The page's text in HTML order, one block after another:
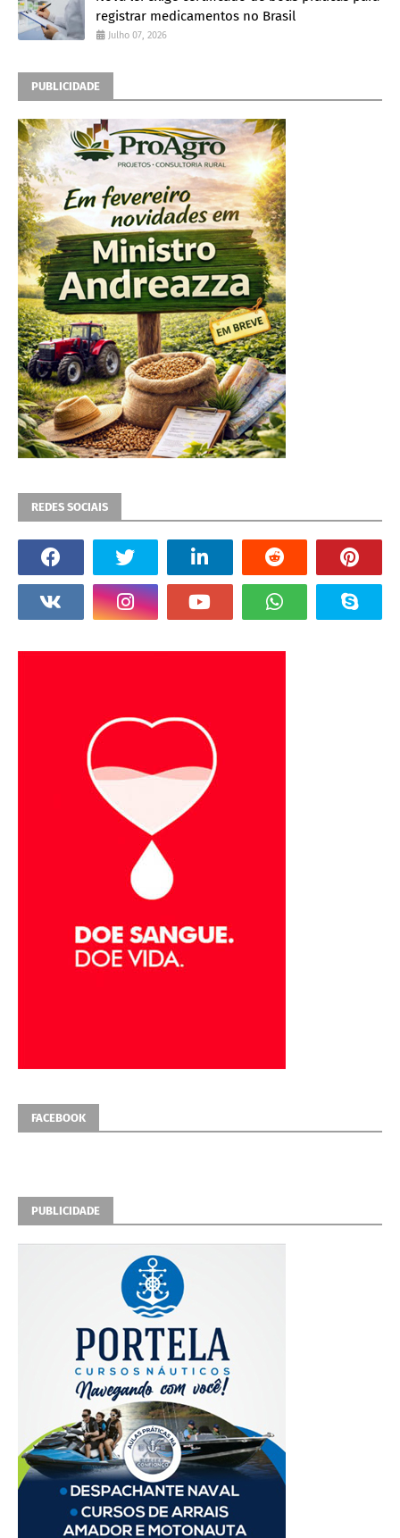
registrar medicamentos no Brasil
Julho 07, 2026
PUBLICIDADE
REDES SOCIAIS
FACEBOOK
PUBLICIDADE